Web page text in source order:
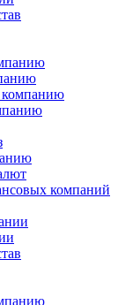
компанию
компаний